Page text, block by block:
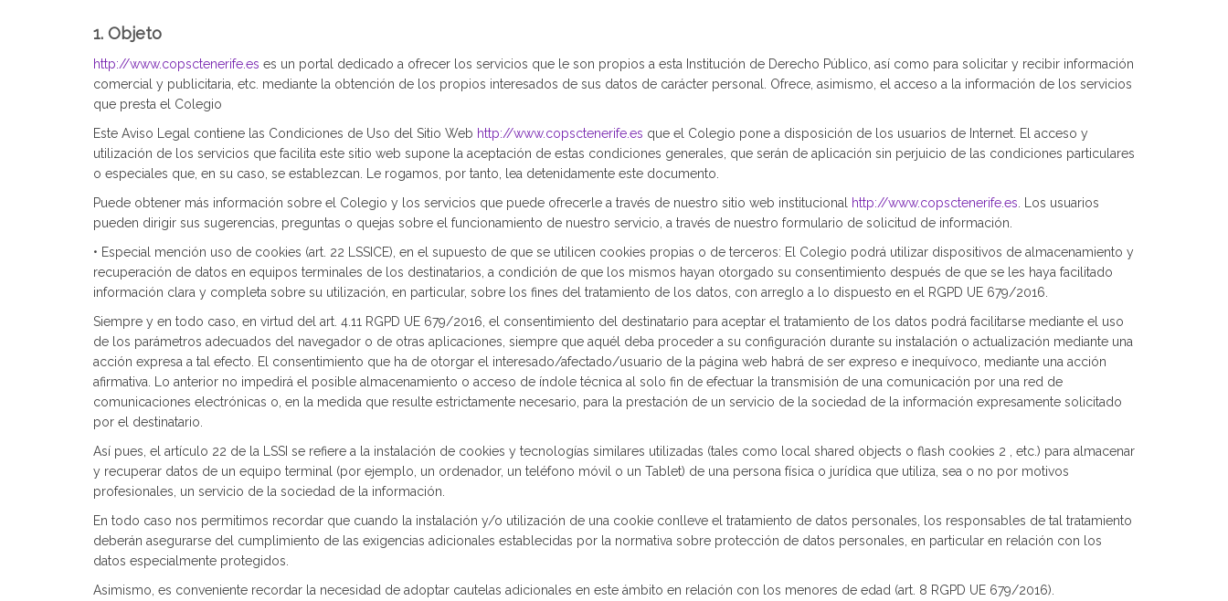
1. Objeto
http://www.copsctenerife.es es un portal dedicado a ofrecer los servicios que le son propios a esta Institución de Derecho Público, así como para solicitar y recibir información
comercial y publicitaria, etc. mediante la obtención de los propios interesados de sus datos de carácter personal. Ofrece, asimismo, el acceso a la información de los servicios
que presta el Colegio
Este Aviso Legal contiene las Condiciones de Uso del Sitio Web http://www.copsctenerife.es que el Colegio pone a disposición de los usuarios de Internet. El acceso y
utilización de los servicios que facilita este sitio web supone la aceptación de estas condiciones generales, que serán de aplicación sin perjuicio de las condiciones particulares
o especiales que, en su caso, se establezcan. Le rogamos, por tanto, lea detenidamente este documento.
Puede obtener más información sobre el Colegio y los servicios que puede ofrecerle a través de nuestro sitio web institucional
http://www.copsctenerife.es . Los usuarios
pueden dirigir sus sugerencias, preguntas o quejas sobre el funcionamiento de nuestro servicio, a través de nuestro formulario de solicitud de información.
• Especial mención uso de cookies (art. 22 LSSICE), en el supuesto de que se utilicen cookies propias o de terceros: El Colegio podrá utilizar dispositivos de almacenamiento y
recuperación de datos en equipos terminales de los destinatarios, a condición de que los mismos hayan otorgado su consentimiento después de que se les haya facilitado
información clara y completa sobre su utilización, en particular, sobre los fines del tratamiento de los datos, con arreglo a lo dispuesto en el RGPD UE 679/2016.
Siempre y en todo caso, en virtud del art. 4.11 RGPD UE 679/2016, el consentimiento del destinatario para aceptar el tratamiento de los datos podrá facilitarse mediante el uso
de los parámetros adecuados del navegador o de otras aplicaciones, siempre que aquél deba proceder a su configuración durante su instalación o actualización mediante una
acción expresa a tal efecto. El consentimiento que ha de otorgar el interesado/afectado/usuario de la página web habrá de ser expreso e inequívoco, mediante una acción
afirmativa. Lo anterior no impedirá el posible almacenamiento o acceso de índole técnica al solo fin de efectuar la transmisión de una comunicación por una red de
comunicaciones electrónicas o, en la medida que resulte estrictamente necesario, para la prestación de un servicio de la sociedad de la información expresamente solicitado
por el destinatario.
Así pues, el artículo 22 de la LSSI se refiere a la instalación de cookies y tecnologías similares utilizadas (tales como local shared objects o flash cookies 2 , etc.) para almacenar
y recuperar datos de un equipo terminal (por ejemplo, un ordenador, un teléfono móvil o un Tablet) de una persona física o jurídica que utiliza, sea o no por motivos
profesionales, un servicio de la sociedad de la información.
En todo caso nos permitimos recordar que cuando la instalación y/o utilización de una cookie conlleve el tratamiento de datos personales, los responsables de tal tratamiento
deberán asegurarse del cumplimiento de las exigencias adicionales establecidas por la normativa sobre protección de datos personales, en particular en relación con los
datos especialmente protegidos.
Asimismo, es conveniente recordar la necesidad de adoptar cautelas adicionales en este ámbito en relación con los menores de edad (art. 8 RGPD UE 679/2016).